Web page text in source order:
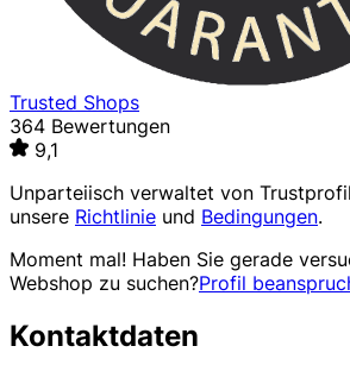
Trusted Shops
364 Bewertungen
9,1
Unparteiisch verwaltet von
unsere Richtlinie und Bedingungen.
Moment mal! Haben Sie gerade
Webshop zu suchen?Profil
Kontaktdaten